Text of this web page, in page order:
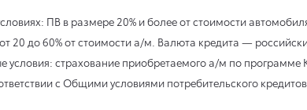
ПВ в размере 20% и более от стоимости
20 до 60% от стоимости а/м. Валюта кредита —
условия: страхование приобретаемого а/м по
с Общими условиями потребительского